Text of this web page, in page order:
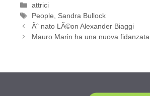
Categorie
attrici
Tag
People, Sandra Bullock
Ãˆ nato LÃ©on Alexander Biaggi
Mauro Marin ha una nuova fidanzata